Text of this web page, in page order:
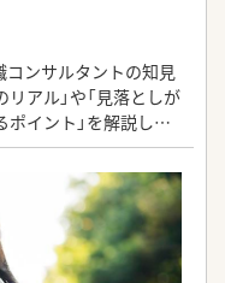
コンサルタントの知見
アル」や「見落としが
ポイント」を解説しま
的なポイントもご紹介